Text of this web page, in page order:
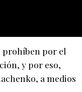
prohíben por el
y por eso,
a medios